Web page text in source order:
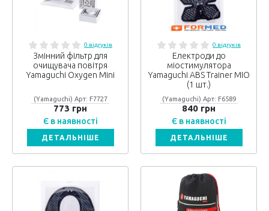
0 відгуків
Змінний фільтр для
очищувача повітря
Yamaguchi Oxygen Mini
(Yamaguchi) Арт: F7727
773 грн
Є в наявності
ДЕТАЛЬНІШЕ
0 відгуків
Електроди до
міостимулятора
Yamaguchi ABS Trainer MIO
(1 шт.)
(Yamaguchi) Арт: F6589
840 грн
Є в наявності
ДЕТАЛЬНІШЕ